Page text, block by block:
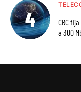
CRC
a 300